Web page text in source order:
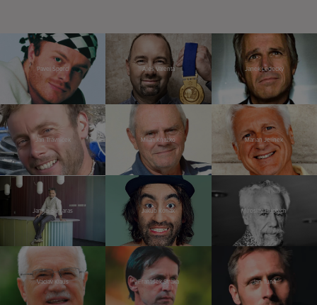
Pavel Šporcl Aleš Valenta Janek Ledecký
Jan Trávníček Milan Kňažko Marian Jelínek
Jannis Samaras Jakub Kohák Miroslav Huptych
Václav Klaus František Straka Jan Tuna